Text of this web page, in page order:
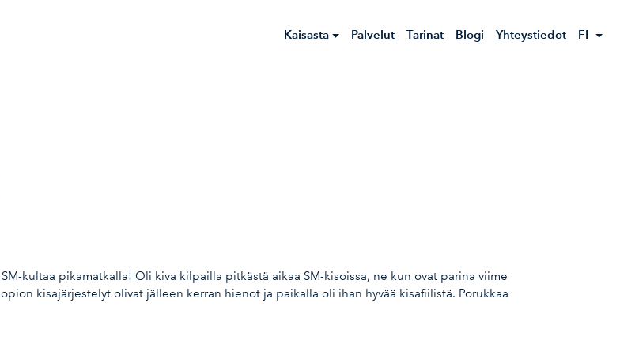
Kaisasta Palvelut Tarinat Blogi Yhteystiedot FI
kultaa pikamatkalla! Oli kiva kilpailla pitkästä aikaa SM-kisoissa, ne kun ovat parina viime
kisajärjestelyt olivat jälleen kerran hienot ja paikalla oli ihan hyvää kisafiilistä. Porukkaa